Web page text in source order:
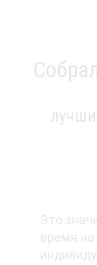
Это
время на